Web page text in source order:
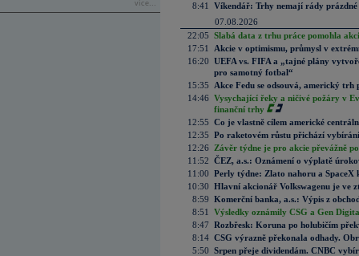
více...
8:41
Víkendář: Trhy nemají rády prázdné
07.08.2026
22:05 Slabá data z trhu práce pomohla
17:51
Akcie v optimismu, průmysl v
16:20 UEFA vs. FIFA a „tajné plány
pro samotný fotbal“
15:35
Akce Fedu se odsouvá, americký
14:46 Vysychající řeky a ničivé požáry v
finanční trhy
12:55 Co je vlastně cílem americké
12:35 Po raketovém růstu přichází
12:26
Závěr týdne je pro akcie převážně
11:52 ČEZ, a.s.: Oznámení o výplatě
11:00 Perly týdne: Zlato nahoru a SpaceX
10:30 Hlavní akcionář Volkswagenu je ve
8:59 Komerční banka, a.s.: Výpis z
8:51
Výsledky oznámily CSG a Gen
8:47 Rozbřesk: Koruna po holubičím
8:14 CSG výrazně překonala odhady.
5:50 Srpen přeje dividendám. CNBC